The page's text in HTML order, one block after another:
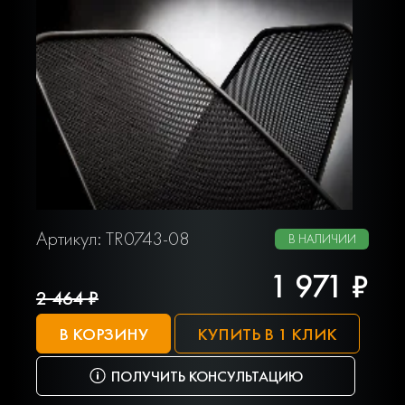
Артикул: TR0743-08 В НАЛИЧИИ
2 464 ₽ 1 971 ₽
В КОРЗИНУ КУПИТЬ В 1 КЛИК
ПОЛУЧИТЬ КОНСУЛЬТАЦИЮ